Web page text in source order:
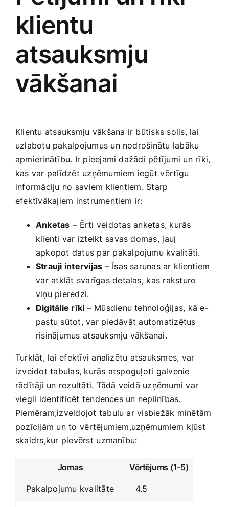
klientu
atsauksmju
vākšanai
Klientu atsauksmju⁤ vākšana ir būtisks‌ solis, lai
uzlabotu pakalpojumus un nodrošinātu labāku
apmierinātību. Ir pieejami dažādi pētījumi un rīki,​
kas var palīdzēt uzņēmumiem iegūt ⁢vērtīgu
informāciju ⁢no saviem klientiem.​ Starp
efektīvākajiem instrumentiem ir:
Anketas – ⁢Ērti veidotas ⁤anketas, kurās
‍klienti var izteikt⁢ savas domas, ⁢ļauj‌
apkopot datus​ par pakalpojumu kvalitāti.
Strauji intervijas – Īsas sarunas‍ ar klientiem
⁣var ‌atklāt svarīgas detaļas,⁤ kas raksturo
viņu ‌pieredzi.
Digitālie rīki – Mūsdienu ‍tehnoloģijas, kā e-
pastu sūtot, var piedāvāt ⁣automatizētus
risinājumus ⁤atsauksmju vākšanai.
Turklāt,‌ lai‍ efektīvi analizētu atsauksmes, var
izveidot tabulas, kurās atspoguļoti galvenie
rādītāji un rezultāti. Tādā veidā uzņēmumi var
viegli ⁣identificēt tendences un nepilnības.
Piemēram,izveidojot tabulu ar visbiežāk ​minētām
pozīcijām un to ⁤vērtējumiem,uzņēmumiem kļūst
skaidrs,kur pievērst⁤ uzmanību:
Jomas Vērtējums ⁤(1-5)
Pakalpojumu‌ kvalitāte 4.5